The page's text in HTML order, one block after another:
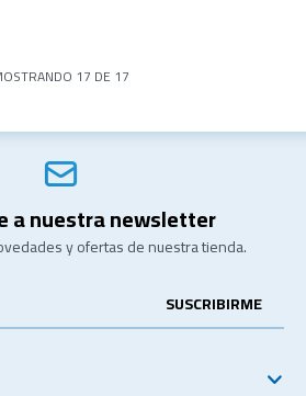
17 DE 17
a nuestra newsletter
y ofertas de nuestra tienda.
SUSCRIBIRME